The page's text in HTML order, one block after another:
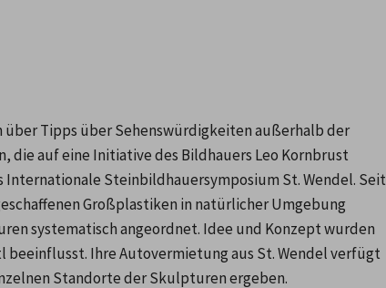
Tipps über Sehenswürdigkeiten außerhalb der
auf eine Initiative des Bildhauers Leo Kornbrust
Steinbildhauersymposium St. Wendel. Seit
Großplastiken in natürlicher Umgebung
systematisch angeordnet. Idee und Konzept wurden
Ihre Autovermietung aus St. Wendel verfügt
Standorte der Skulpturen ergeben.